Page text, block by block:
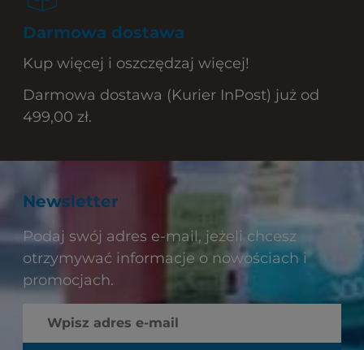
Darmowa dostawa
Kup więcej i oszczędzaj więcej!
Darmowa dostawa (Kurier InPost) już od
499,00 zł.
Newsletter
Podaj swój adres e-mail, jeżeli chcesz
otrzymywać informacje o nowościach i
promocjach.